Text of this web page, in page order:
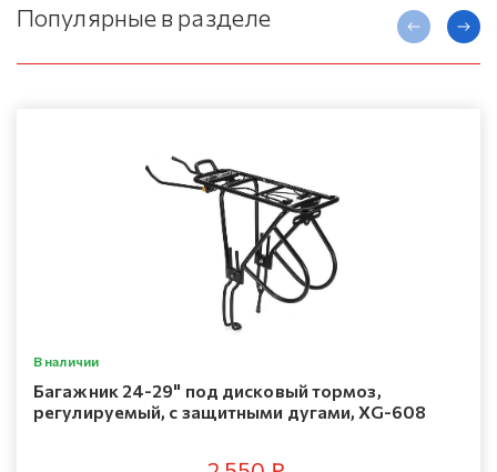
Популярные в разделе
В наличии
Багажник 24-29" под дисковый тормоз,
регулируемый, с защитными дугами, XG-608